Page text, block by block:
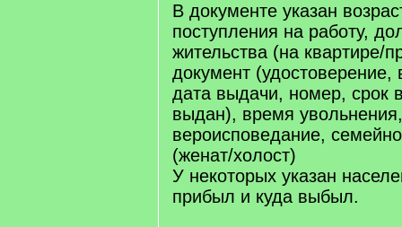
В документе указан
поступления на работу,
жительства (на квартире/
документ (удостоверение,
дата выдачи, номер, срок
выдан), время увольнения,
вероисповедание,
(женат/холост)
У некоторых указан
прибыл и куда выбыл.